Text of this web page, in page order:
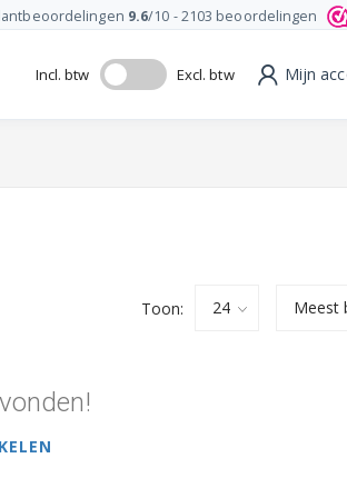
9.6/10 -2103 beoordelingen
Incl. btw Excl. btw Mijn
Toon: